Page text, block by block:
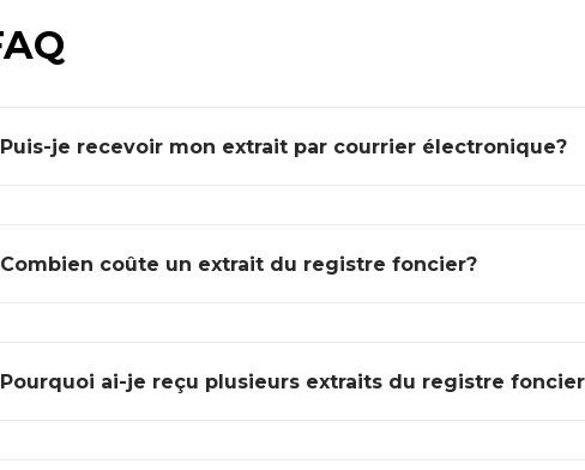
Puis-je recevoir mon extrait par courrier électronique?
Combien coûte un extrait du registre foncier?
Pourquoi ai-je reçu plusieurs extraits du registre